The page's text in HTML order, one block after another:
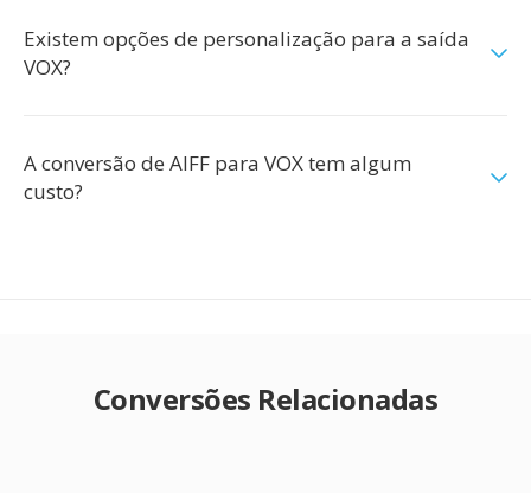
Existem opções de personalização para a saída
VOX?
A conversão de AIFF para VOX tem algum
custo?
Conversões Relacionadas